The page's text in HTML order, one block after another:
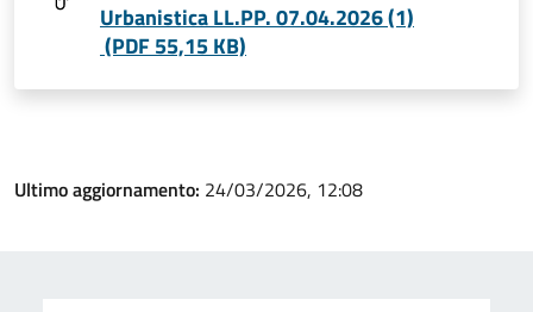
Urbanistica LL.PP. 07.04.2026 (1)
(PDF 55,15 KB)
Ultimo aggiornamento: 24/03/2026, 12:08